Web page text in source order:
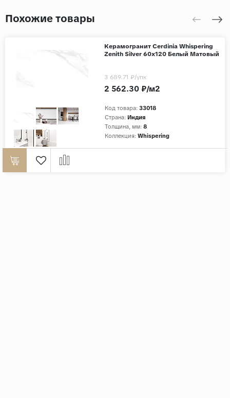
Похожие товары
Керамогранит Cerdinia Whispering
Zenith Silver 60х120 Белый Матовый
Код товара: 33018
Страна: Индия
Толщина, мм: 8
Коллекция: Whispering
2 562.30 ₽/м2
3 689.71 ₽/упк